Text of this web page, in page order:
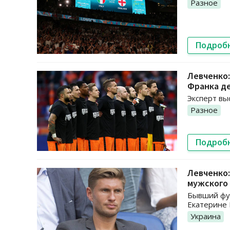
Разное
Франка
Эксперт
Разное
мужского
Бывший
Украина